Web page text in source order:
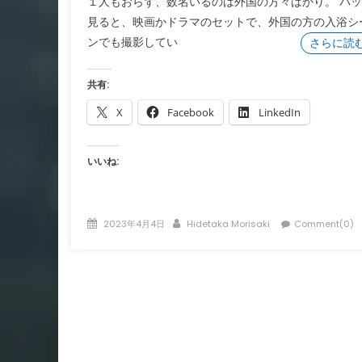
見ると、映画かドラマのセットで、外国の方の入浴シ
ンでも撮影してい
さらに読
共有:
X Facebook LinkedIn
いいね:
Posted
2023年4月4日 Author
Hidetaka Morisaki Comment(0)